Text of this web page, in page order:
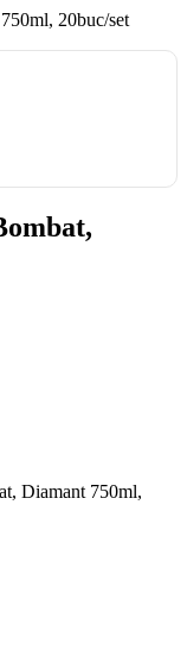
20buc/set
Diamant 750ml,